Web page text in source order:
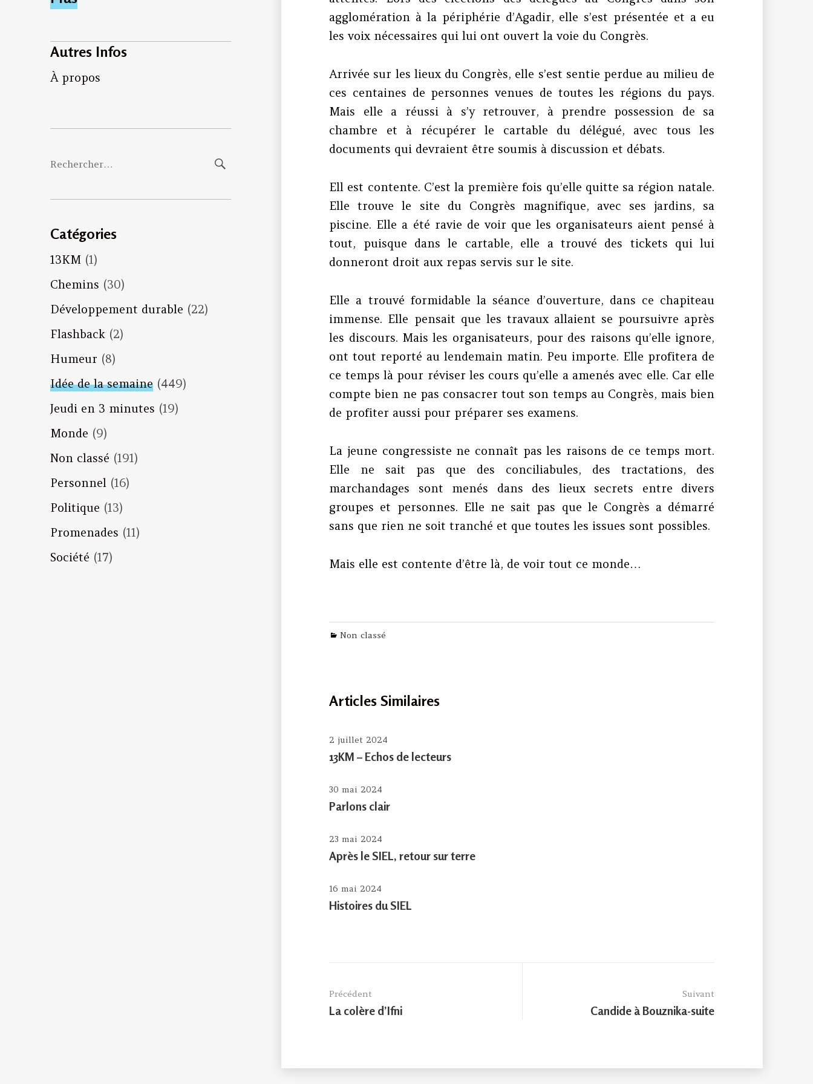
Autres Infos
À propos
Rechercher :
Catégories
13KM(1)
Chemins (30)
Développement durable (22)
Flashback (2)
Humeur (8)
Idée de la semaine(449)
Jeudi en 3 minutes (19)
Monde (9)
Non classé (191)
Personnel (16)
Politique (13)
Promenades (11)
Société (17)
agglomération à la périphérie d’Agadir, elle s’est présentée et a eu
les voix nécessaires qui lui ont ouvert la voie du Congrès.
Arrivée sur les lieux du Congrès, elle s’est sentie perdue au milieu de
ces centaines de personnes venues de toutes les régions du pays.
Mais elle a réussi à s’y retrouver, à prendre possession de sa
chambre et à récupérer le cartable du délégué, avec tous les
documents qui devraient être soumis à discussion et débats.
Ell est contente. C’est la première fois qu’elle quitte sa région natale.
Elle trouve le site du Congrès magnifique, avec ses jardins, sa
piscine. Elle a été ravie de voir que les organisateurs aient pensé à
tout, puisque dans le cartable, elle a trouvé des tickets qui lui
donneront droit aux repas servis sur le site.
Elle a trouvé formidable la séance d’ouverture, dans ce chapiteau
immense. Elle pensait que les travaux allaient se poursuivre après
les discours. Mais les organisateurs, pour des raisons qu’elle ignore,
ont tout reporté au lendemain matin. Peu importe. Elle profitera de
ce temps là pour réviser les cours qu’elle a amenés avec elle. Car elle
compte bien ne pas consacrer tout son temps au Congrès, mais bien
de profiter aussi pour préparer ses examens.
La jeune congressiste ne connaît pas les raisons de ce temps mort.
Elle ne sait pas que des conciliabules, des tractations, des
marchandages sont menés dans des lieux secrets entre divers
groupes et personnes. Elle ne sait pas que le Congrès a démarré
sans que rien ne soit tranché et que toutes les issues sont possibles.
Mais elle est contente d’être là, de voir tout ce monde…
Categories
Non classé
Articles Similaires
2 juillet 2024
13KM – Echos de lecteurs
30 mai 2024
Parlons clair
23 mai 2024
Après le SIEL, retour sur terre
16 mai 2024
Histoires du SIEL
de
l’article
Précédent
Previous
La colère d’Ifni
Suivant
Candide à Bouznika-suite